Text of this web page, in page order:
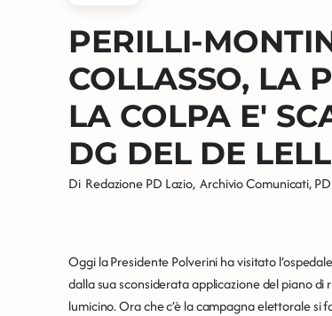
PERILLI-
COLLASSO, LA
LA COLPA E'
DG DEL DE
Di Redazione PD Lazio, Archivio Comunicati,
Oggi la Presidente Polverini ha visitato
dalla sua sconsiderata applicazione del piano di
lumicino. Ora che c’è la campagna elettorale